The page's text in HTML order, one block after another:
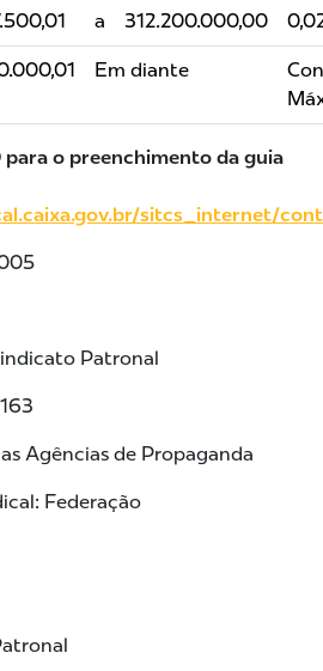
a 312.200.000,00
Em diante
para o preenchimento da guia
sitcs_internet/
Patronal
Agências de Propaganda
Federação